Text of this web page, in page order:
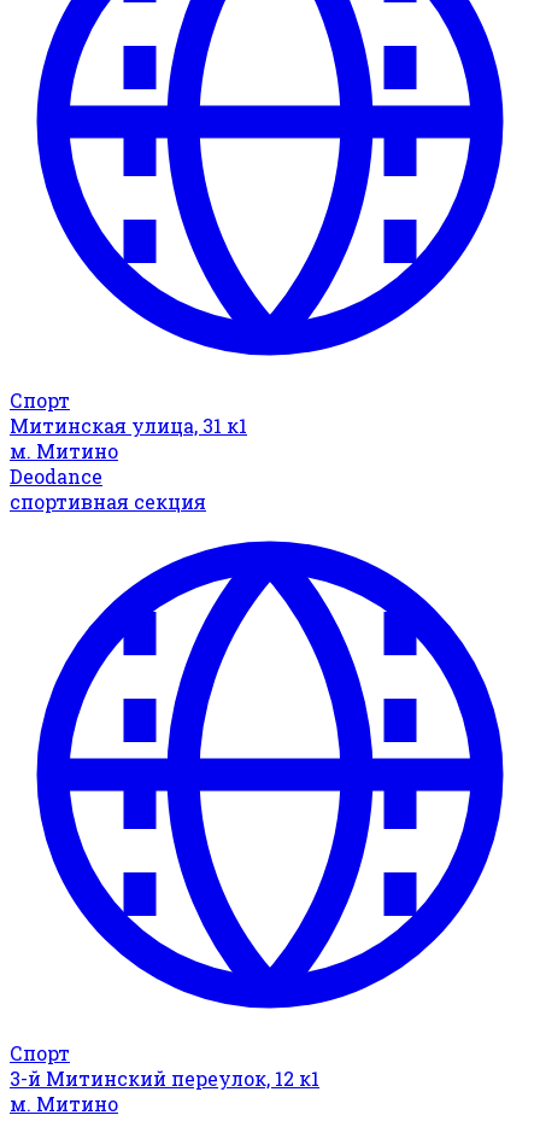
Спорт
Митинская улица, 31 к1
м. Митино
Deodance
спортивная секция
Спорт
3-й Митинский переулок, 12 к1
м. Митино